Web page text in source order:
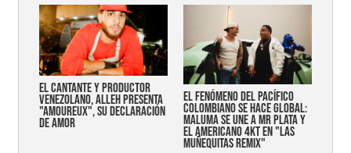
EL CANTANTE Y PRODUCTOR
VENEZOLANO, ALLEH PRESENTA
"AMOUREUX", SU DECLARACIÓN
DE AMOR
EL FENÓMENO DEL PACÍFICO
COLOMBIANO SE HACE GLOBAL:
MALUMA SE UNE A MR PLATA Y
EL AMERICANO 4KT EN "LAS
MUÑEQUITAS REMIX"